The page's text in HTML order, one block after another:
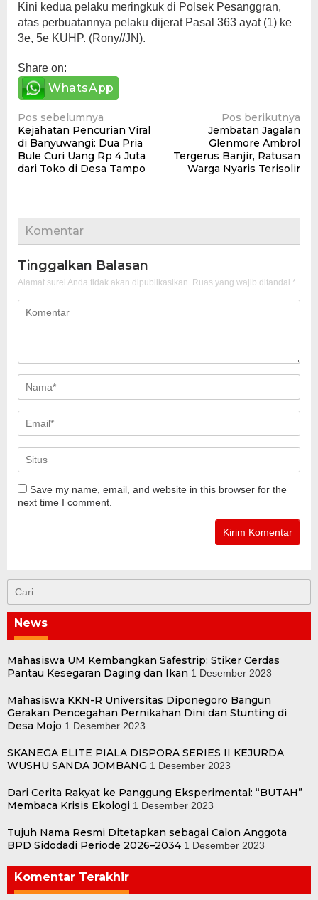
Kini kedua pelaku meringkuk di Polsek Pesanggran,
atas perbuatannya pelaku dijerat Pasal 363 ayat (1) ke
3e, 5e KUHP. (Rony//JN).
Share on:
WhatsApp
Navigasi
pos
Pos sebelumnya
Kejahatan Pencurian Viral
di Banyuwangi: Dua Pria
Bule Curi Uang Rp 4 Juta
dari Toko di Desa Tampo
Pos berikutnya
Jembatan Jagalan
Glenmore Ambrol
Tergerus Banjir, Ratusan
Warga Nyaris Terisolir
Komentar
Tinggalkan Balasan
Alamat surel Anda tidak akan dipublikasikan. Ruas yang wajib ditandai *
Save my name, email, and website in this browser for the
next time I comment.
untuk:
News
Mahasiswa UM Kembangkan Safestrip: Stiker Cerdas
Pantau Kesegaran Daging dan Ikan 1 Desember 2023
Mahasiswa KKN-R Universitas Diponegoro Bangun
Gerakan Pencegahan Pernikahan Dini dan Stunting di
Desa Mojo 1 Desember 2023
SKANEGA ELITE PIALA DISPORA SERIES II KEJURDA
WUSHU SANDA JOMBANG 1 Desember 2023
Dari Cerita Rakyat ke Panggung Eksperimental: “BUTAH”
Membaca Krisis Ekologi 1 Desember 2023
Tujuh Nama Resmi Ditetapkan sebagai Calon Anggota
BPD Sidodadi Periode 2026–2034 1 Desember 2023
Komentar Terakhir